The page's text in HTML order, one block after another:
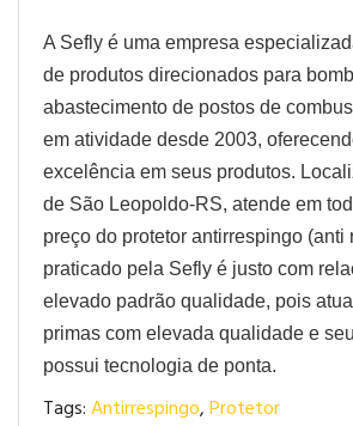
A Sefly é uma empresa
de produtos direcionados para
abastecimento de postos de
em atividade desde 2003,
excelência em seus produtos.
de São Leopoldo-RS, atende em
preço do protetor antirrespingo (anti
praticado pela Sefly é justo com
elevado padrão qualidade, pois
primas com elevada qualidade e
possui tecnologia de ponta.
Tags:Antirrespingo,Protetor